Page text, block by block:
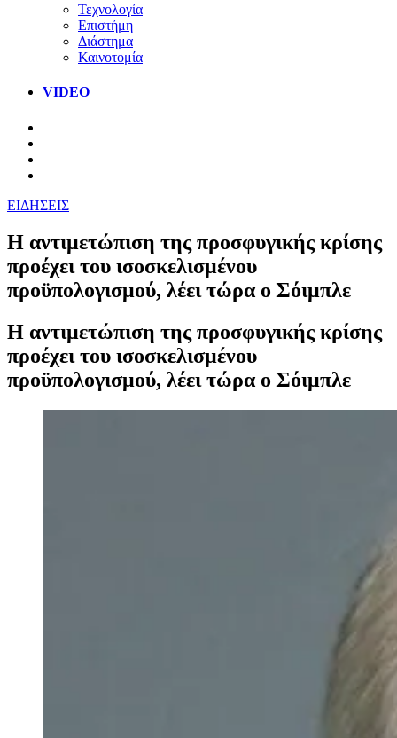
Τεχνολογία
Επιστήμη
Διάστημα
Καινοτομία
VIDEO
ΕΙΔΗΣΕΙΣ
Η αντιμετώπιση της προσφυγικής κρίσης
προέχει του ισοσκελισμένου
προϋπολογισμού, λέει τώρα ο Σόιμπλε
Η αντιμετώπιση της προσφυγικής κρίσης
προέχει του ισοσκελισμένου
προϋπολογισμού, λέει τώρα ο Σόιμπλε